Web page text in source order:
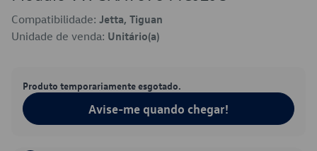
Compatibilidade: Jetta, Tiguan
Unidade de venda: Unitário(a)
Produto temporariamente esgotado.
Avise-me quando chegar!